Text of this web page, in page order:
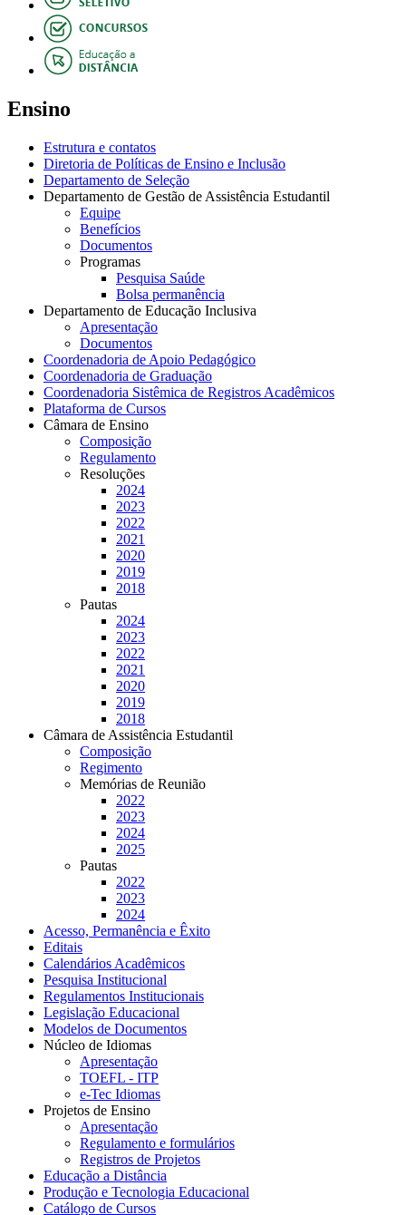
Ensino
Estrutura e contatos
Diretoria de Políticas de Ensino e Inclusão
Departamento de Seleção
Departamento de Gestão de Assistência Estudantil
Equipe
Benefícios
Documentos
Programas
Pesquisa Saúde
Bolsa permanência
Departamento de Educação Inclusiva
Apresentação
Documentos
Coordenadoria de Apoio Pedagógico
Coordenadoria de Graduação
Coordenadoria Sistêmica de Registros Acadêmicos
Plataforma de Cursos
Câmara de Ensino
Composição
Regulamento
Resoluções
2024
2023
2022
2021
2020
2019
2018
Pautas
2024
2023
2022
2021
2020
2019
2018
Câmara de Assistência Estudantil
Composição
Regimento
Memórias de Reunião
2022
2023
2024
2025
Pautas
2022
2023
2024
Acesso, Permanência e Êxito
Editais
Calendários Acadêmicos
Pesquisa Institucional
Regulamentos Institucionais
Legislação Educacional
Modelos de Documentos
Núcleo de Idiomas
Apresentação
TOEFL - ITP
e-Tec Idiomas
Projetos de Ensino
Apresentação
Regulamento e formulários
Registros de Projetos
Educação a Distância
Produção e Tecnologia Educacional
Catálogo de Cursos